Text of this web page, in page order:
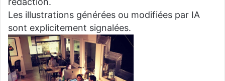
Les illustrations générées ou modifiées par IA
sont explicitement signalées.